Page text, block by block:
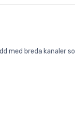
med breda kanaler